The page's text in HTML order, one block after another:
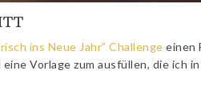
ins Neue Jahr” Challenge einen
Vorlage zum ausfüllen, die ich